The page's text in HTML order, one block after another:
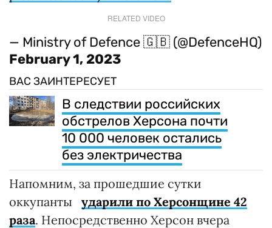
RELATED VIDEO
— Ministry of Defence 🇬🇧 (@DefenceHQ)
February 1, 2023
ВАС ЗАИНТЕРЕСУЕТ
В следствии российских
обстрелов Херсона почти
10 000 человек остались
без электричества
Напомним, за прошедшие сутки
оккупанты
ударили по Херсонщине 42
раза. Непосредственно Херсон вчера